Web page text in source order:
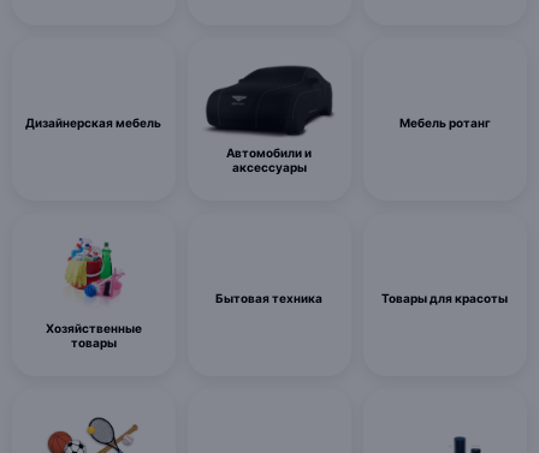
Дизайнерская мебель
Автомобили и
аксессуары
Мебель ротанг
Хозяйственные
товары
Бытовая техника Товары для красоты